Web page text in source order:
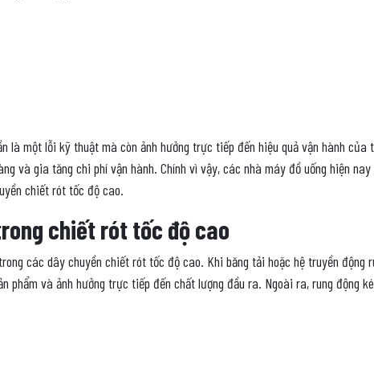
là một lỗi kỹ thuật mà còn ảnh hưởng trực tiếp đến hiệu quả vận hành
và gia tăng chi phí vận hành. Chính vì vậy, các nhà máy đồ uống hiện
chiết rót tốc độ cao.
chiết rót tốc độ cao
các dây chuyền chiết rót tốc độ cao. Khi băng tải hoặc hệ truyền
phẩm và ảnh hưởng trực tiếp đến chất lượng đầu ra. Ngoài ra, rung